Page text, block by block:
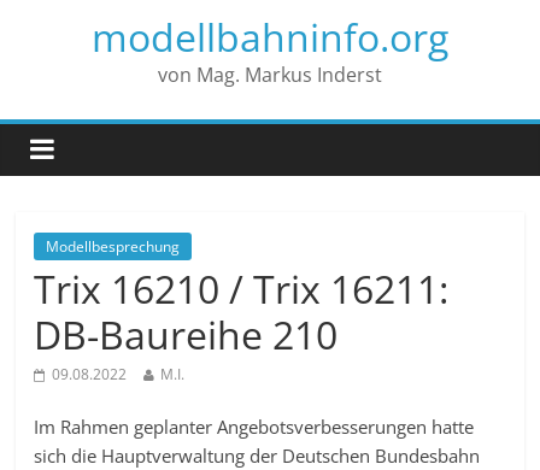
modellbahninfo.org
von Mag. Markus Inderst
Modellbesprechung
Trix 16210 / Trix 16211:
DB-Baureihe 210
09.08.2022 M.I.
Im Rahmen geplanter Angebotsverbesserungen hatte
sich die Hauptverwaltung der Deutschen Bundesbahn